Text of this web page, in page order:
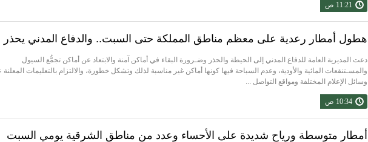
11:21 ص
هطول أمطار رعدية على معظم مناطق المملكة حتى السبت.. والدفاع المدني يحذر
دعت المديرية العامة للدفاع المدني إلى الحيطة والحذر وضـرورة البقاء في أماكن آمنة والابتعاد عن أماكن تجمُّع السيول
والمسـتنقعات المائية والأودية، وعدم السباحة فيها كونها أماكن غير مناسبة لذلك وتشكل خطورة، والالتزام بالتعليمات المعلنة
وسائل الإعلام المختلفة ومواقع التواصل ...
10:34 ص
أمطار متوسطة ورياح شديدة على الأحساء وعدد من مناطق الشرقية يومي السبت